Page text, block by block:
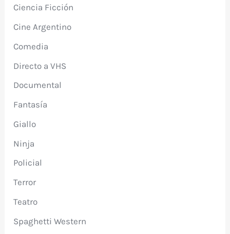
Ciencia Ficción
Cine Argentino
Comedia
Directo a VHS
Documental
Fantasía
Giallo
Ninja
Policial
Terror
Teatro
Spaghetti Western